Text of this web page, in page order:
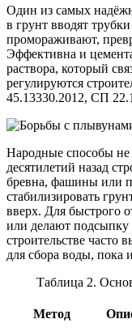
Один из самых
в грунт вводят
промораживают,
Эффективна и
раствора, который
регулируются
45.13330.2012, СП
Народные способы не
десятилетий назад
бревна, фашины или
стабилизировать
вверх. Для быстрого
или делают подсыпку
строительстве
для сбора воды, пока
Таблица 2.
Метод